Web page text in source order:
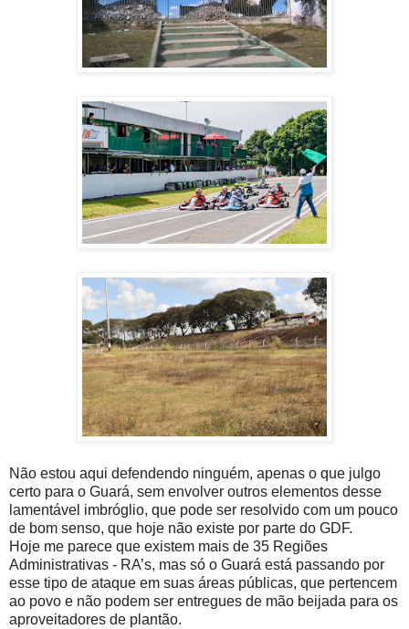
Não estou aqui defendendo ninguém, apenas o que julgo
certo para o Guará, sem envolver outros elementos desse
lamentável imbróglio, que pode ser resolvido com um pouco
de bom senso, que hoje não existe por parte do GDF.
Hoje me parece que existem mais de 35 Regiões
Administrativas - RA’s, mas só o Guará está passando por
esse tipo de ataque em suas áreas públicas, que pertencem
ao povo e não podem ser entregues de mão beijada para os
aproveitadores de plantão.